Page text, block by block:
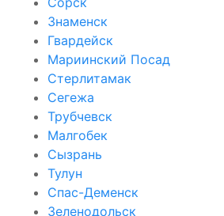
Знаменск
Гвардейск
Мариинский Посад
Стерлитамак
Сегежа
Трубчевск
Малгобек
Сызрань
Тулун
Спас-Деменск
Зеленодольск